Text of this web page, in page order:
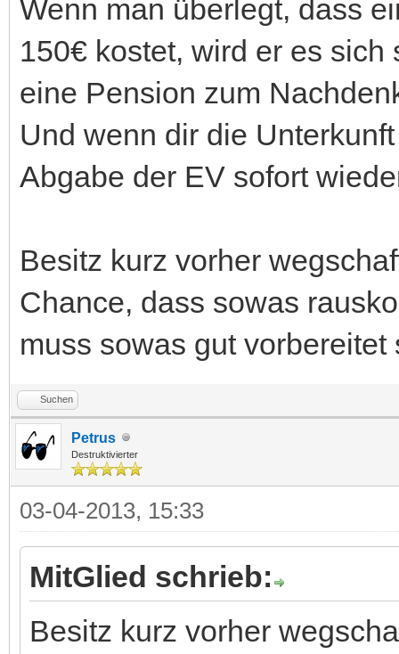
Wenn man überlegt, dass
150€ kostet, wird er es
eine Pension zum
Und wenn dir die
Abgabe der EV sofort
Besitz kurz vorher
Chance, dass sowas
muss sowas gut vorbereitet
Suchen
Petrus
Destruktivierter
03-04-2013, 15:33
MitGlied schrieb:
Besitz kurz vorher